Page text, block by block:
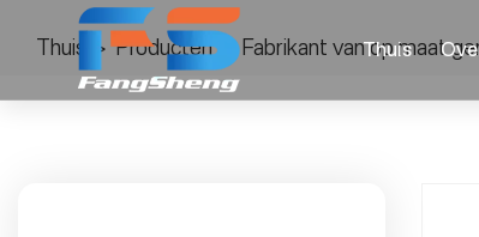
Thuis
Thuis > Producten Fabrikant van op maat